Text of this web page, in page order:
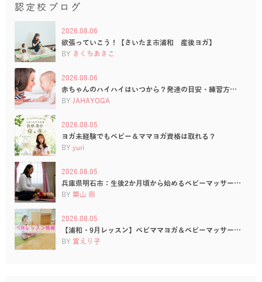
認定校ブログ
2026.08.06
欲張っていこう！【さいたま市浦和 産後ヨガ】
BY きくちあきこ
2026.08.06
赤ちゃんのハイハイはいつから？発達の目安・練習方…
BY JAHAYOGA
2026.08.05
ヨガ未経験でもベビー＆ママヨガ資格は取れる？
BY yuri
2026.08.05
兵庫県明石市：生後2か月頃から始めるベビーマッサー…
BY 築山 萌
2026.08.05
【浦和・9月レッスン】ベビママヨガ＆ベビーマッサー…
BY 宮えり子